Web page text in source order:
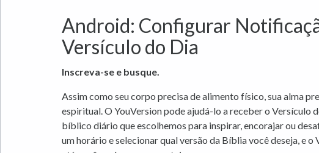
Android: Configurar
Versículo do Dia
Inscreva-se e busque.
Assim como seu corpo precisa de alimento físico, sua alma
espiritual. O YouVersion pode ajudá-lo a receber o Versículo
bíblico diário que escolhemos para inspirar, encorajar ou
um horário e selecionar qual versão da Bíblia você deseja, e o